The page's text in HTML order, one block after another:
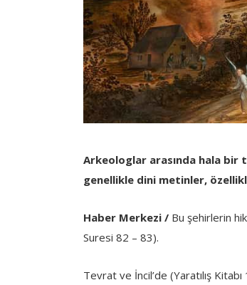
Arkeologlar arasında hala bir
genellikle dini metinler,
Haber Merkezi / Bu şehirlerin
Suresi 82 – 83).
Tevrat ve İncil’de (Yaratılış